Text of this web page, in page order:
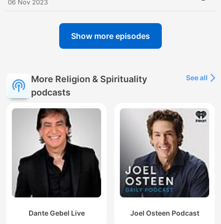
06 Nov 2023
Show more episodes
More Religion & Spirituality
podcasts
See all
Dante Gebel Live Joel Osteen Podcast